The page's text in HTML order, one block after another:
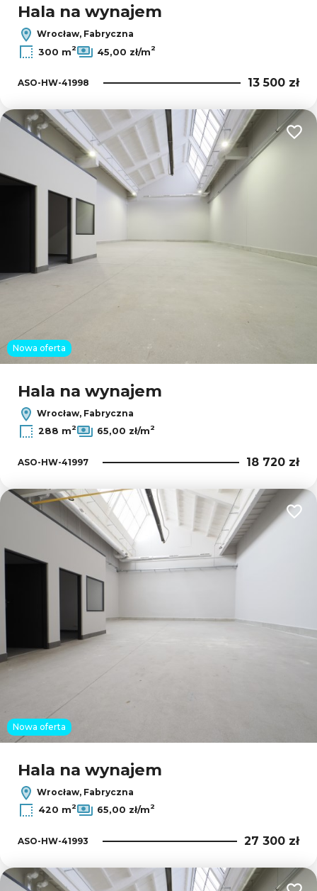
Hala na wynajem
Wrocław, Fabryczna
300 m2 45,00 zł/m2
ASO-HW-41998 13 500 zł
Nowa oferta
Hala na wynajem
Wrocław, Fabryczna
288 m2 65,00 zł/m2
ASO-HW-41997 18 720 zł
Nowa oferta
Hala na wynajem
Wrocław, Fabryczna
420 m2 65,00 zł/m2
ASO-HW-41993 27 300 zł